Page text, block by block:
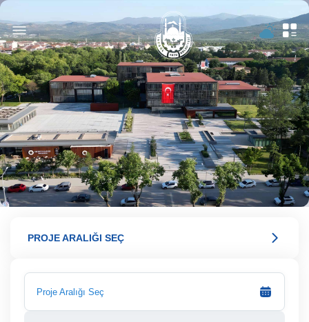
PROJE ARALIĞI SEÇ
Proje Aralığı Seç